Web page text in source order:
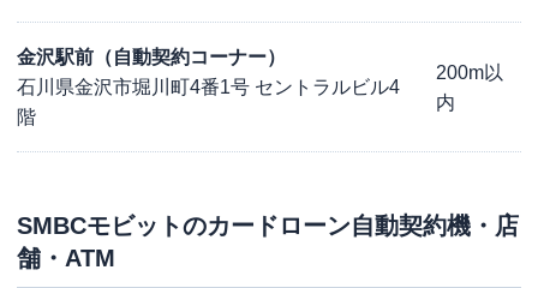
金沢駅前（自動契約コーナー）
石川県金沢市堀川町4番1号 セントラルビル4
階
200m以
内
SMBCモビットのカードローン自動契約機・店
舗・ATM